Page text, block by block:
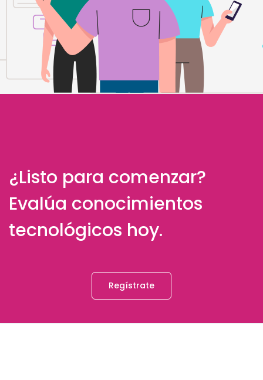
¿Listo para comenzar?
Evalúa conocimientos
tecnológicos hoy.
Regístrate